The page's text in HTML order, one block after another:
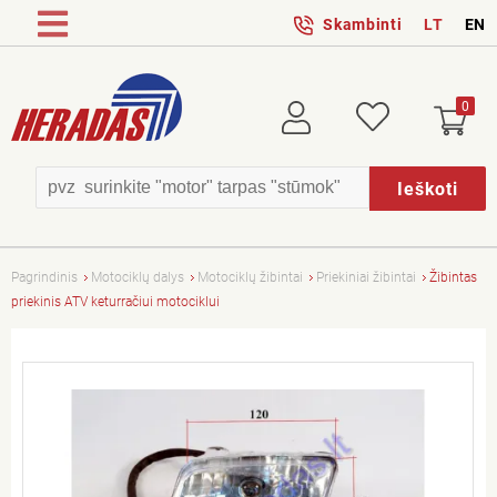
Skambinti LT EN
Ieškoti
Prisijungti Patikusios 0
Pagrindinis Motociklų dalys Motociklų žibintai Priekiniai žibintai
Žibintas
priekinis ATV keturračiui motociklui